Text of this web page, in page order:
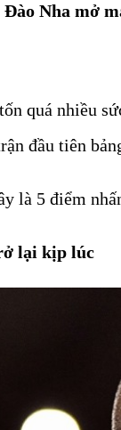
Đào Nha mở
quá nhiều
đầu tiên
là 5 điểm
lại kịp lúc